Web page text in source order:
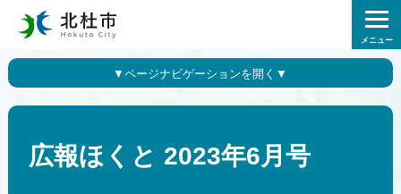
メニュー
広報ほくと 2023年6月号